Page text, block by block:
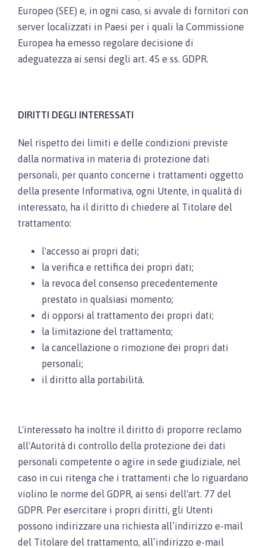
Europeo (SEE) e, in ogni caso, si avvale di fornitori con
server localizzati in Paesi per i quali la Commissione
Europea ha emesso regolare decisione di
adeguatezza ai sensi degli art. 45 e ss. GDPR.
DIRITTI DEGLI INTERESSATI
Nel rispetto dei limiti e delle condizioni previste
dalla normativa in materia di protezione dati
personali, per quanto concerne i trattamenti oggetto
della presente Informativa, ogni Utente, in qualità di
interessato, ha il diritto di chiedere al Titolare del
trattamento:
l'accesso ai propri dati;
la verifica e rettifica dei propri dati;
la revoca del consenso precedentemente
prestato in qualsiasi momento;
di opporsi al trattamento dei propri dati;
la limitazione del trattamento;
la cancellazione o rimozione dei propri dati
personali;
il diritto alla portabilità.
L'interessato ha inoltre il diritto di proporre reclamo
all'Autorità di controllo della protezione dei dati
personali competente o agire in sede giudiziale, nel
caso in cui ritenga che i trattamenti che lo riguardano
violino le norme del GDPR, ai sensi dell'art. 77 del
GDPR. Per esercitare i propri diritti, gli Utenti
possono indirizzare una richiesta all’indirizzo e-mail
del Titolare del trattamento, all’indirizzo e-mail